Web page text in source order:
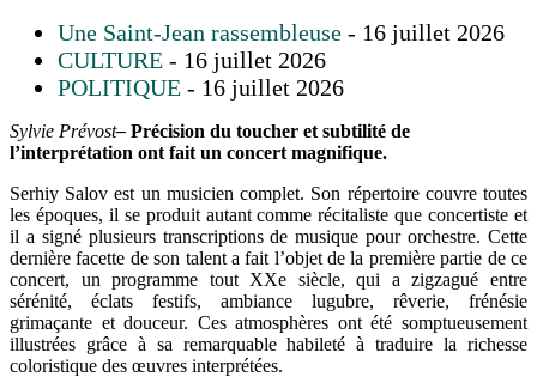
Une Saint-Jean rassembleuse - 16 juillet 2026
CULTURE - 16 juillet 2026
POLITIQUE - 16 juillet 2026
Sylvie Prévost– Précision du toucher et subtilité de
l’interprétation ont fait un concert magnifique.
Serhiy Salov est un musicien complet. Son répertoire couvre toutes
les époques, il se produit autant comme récitaliste que concertiste et
il a signé plusieurs transcriptions de musique pour orchestre. Cette
dernière facette de son talent a fait l’objet de la première partie de ce
concert, un programme tout XXe siècle, qui a zigzagué entre
sérénité, éclats festifs, ambiance lugubre, rêverie, frénésie
grimaçante et douceur. Ces atmosphères ont été somptueusement
illustrées grâce à sa remarquable habileté à traduire la richesse
coloristique des œuvres interprétées.